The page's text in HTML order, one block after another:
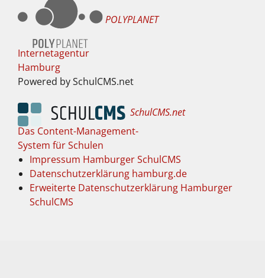
POLYPLANET
Internetagentur
Hamburg
Powered by SchulCMS.net
SchulCMS.net
Das Content-Management-
System für Schulen
Impressum Hamburger SchulCMS
Datenschutzerklärung hamburg.de
Erweiterte Datenschutzerklärung Hamburger
SchulCMS